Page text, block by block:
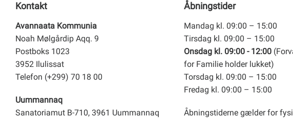
Kontakt
Avannaata Kommunia
Noah Mølgårdip Aqq. 9
Postboks 1023
3952 Ilulissat
Telefon (+299) 70 18 00
Uummannaq
Sanatoriamut B-710, 3961 Uummannaq
Åbningstider
Mandag kl. 09:00 – 15:00
Tirsdag kl. 09:00 – 15:00
Onsdag kl. 09:00 - 12:00
for Familie holder lukket)
Torsdag kl. 09:00 – 15:00
Fredag kl. 09:00 – 15:00
Åbningstiderne gælder for